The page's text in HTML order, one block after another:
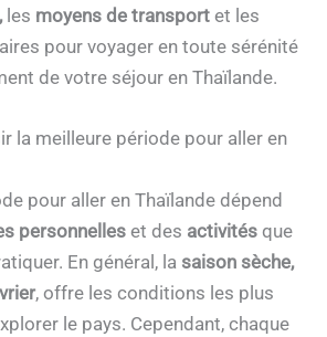
les moyens de transport et les
pour voyager en toute sérénité
de votre séjour en Thaïlande.
la meilleure période pour aller en
pour aller en Thaïlande dépend
personnelles et des activités que
En général, la saison sèche,
, offre les conditions les plus
le pays. Cependant, chaque